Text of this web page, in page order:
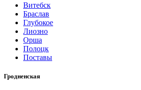
Витебск
Браслав
Глубокое
Лиозно
Орша
Полоцк
Поставы
Гродненская